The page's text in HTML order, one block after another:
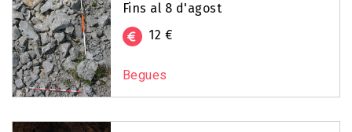
Fins al 8 d'agost
12 €
Begues